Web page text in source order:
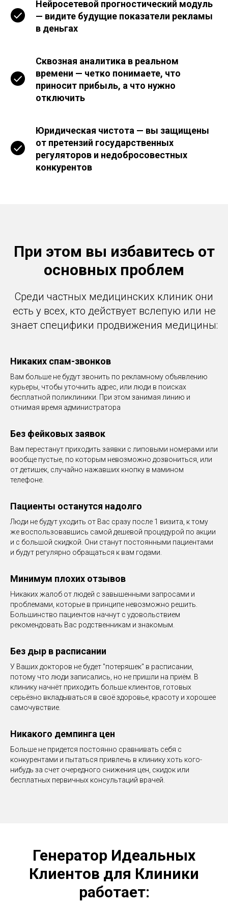
Нейросетевой прогностический модуль
— видите будущие показатели рекламы
в деньгах
Сквозная аналитика в реальном
времени — четко понимаете, что
приносит прибыль, а что нужно
отключить
Юридическая чистота — вы защищены
от претензий государственных
регуляторов и недобросовестных
конкурентов
При этом вы избавитесь от
основных проблем
Среди частных медицинских клиник они
есть у всех, кто действует вслепую или не
знает специфики продвижения медицины:
Никаких спам-звонков
Вам больше не будут звонить по рекламному объявлению
курьеры, чтобы уточнить адрес, или люди в поисках
бесплатной поликлиники. При этом занимая линию и
отнимая время администратора
Без фейковых заявок
Вам перестанут приходить заявки с липовыми номерами или
вообще пустые, по которым невозможно дозвониться, или
от детишек, случайно нажавших кнопку в мамином
телефоне.
Пациенты останутся надолго
Люди не будут уходить от Вас сразу после 1 визита, к тому
же воспользовавшись самой дешевой процедурой по акции
и с большой скидкой. Они станут постоянными пациентами
и будут регулярно обращаться к вам годами.
Минимум плохих отзывов
Никаких жалоб от людей с завышенными запросами и
проблемами, которые в принципе невозможно решить.
Большинство пациентов начнут с удовольствием
рекомендовать Вас родственникам и знакомым.
Без дыр в расписании
У Ваших докторов не будет "потеряшек" в расписании,
потому что люди записались, но не пришли на приём. В
клинику начнёт приходить больше клиентов, готовых
серьёзно вкладываться в своё здоровье, красоту и хорошее
самочувствие.
Никакого демпинга цен
Больше не придется постоянно сравнивать себя с
конкурентами и пытаться привлечь в клинику хоть кого-
нибудь за счет очередного снижения цен, скидок или
бесплатных первичных консультаций врачей.
Генератор Идеальных
Клиентов для Клиники
работает: